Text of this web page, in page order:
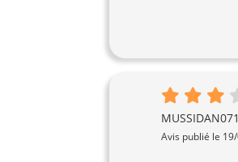
Avis publié le